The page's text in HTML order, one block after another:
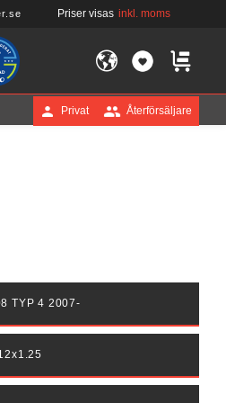
Priser visas inkl. moms
Privat Återförsäljare
FAVORITER
TYP 4 2007-